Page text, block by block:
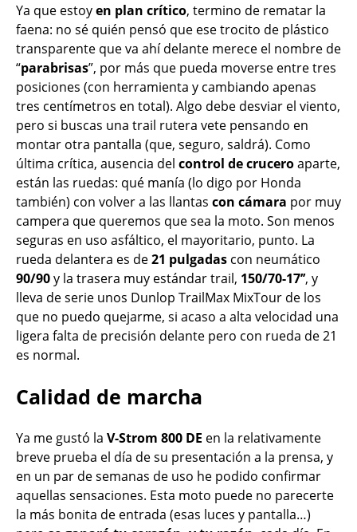
Ya que estoyen plan crítico, termino de rematar la
faena: no sé quién pensó que ese trocito de plástico
transparente que va ahí delante merece el nombre de
“parabrisas”, por más que pueda moverse entre tres
posiciones (con herramienta y cambiando apenas
tres centímetros en total). Algo debe desviar el viento,
pero si buscas una trail rutera vete pensando en
montar otra pantalla (que, seguro, saldrá). Como
última crítica, ausencia del control de cruceroaparte,
están las ruedas: qué manía (lo digo por Honda
también) con volver a las llantas con cámara por muy
campera que queremos que sea la moto. Son menos
seguras en uso asfáltico, el mayoritario, punto. La
rueda delantera es de21 pulgadas con neumático
90/90y la trasera muy estándar trail, 150/70-17’’, y
lleva de serie unos Dunlop TrailMax MixTour de los
que no puedo quejarme, si acaso a alta velocidad una
ligera falta de precisión delante pero con rueda de 21
es normal.
Calidad de marcha
Ya me gustó la V-Strom 800 DE en la relativamente
breve prueba el día de su presentación a la prensa, y
en un par de semanas de uso he podido confirmar
aquellas sensaciones. Esta moto puede no parecerte
la más bonita de entrada (esas luces y pantalla…)